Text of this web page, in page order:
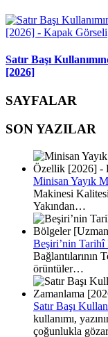
Satır Başı
[2026]
SAYFALAR
SON YAZILAR
Minisan Yayık
Makinesi
Yakından…
Beşiri’nin Tarihî
Bağlantılarının
örüntüler…
Satır Başı
kullanımı,
çoğunlukla